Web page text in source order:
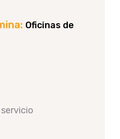
Oficinas de